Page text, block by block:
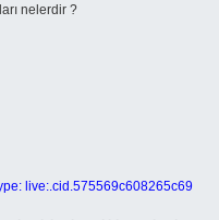
nelerdir ?
live:.cid.575569c608265c69